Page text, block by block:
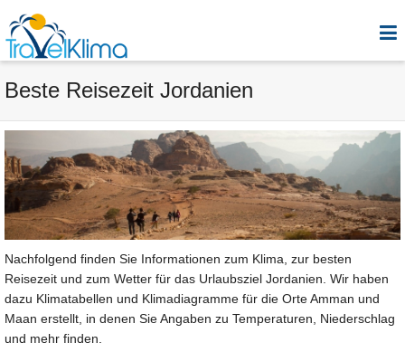
Beste Reisezeit Jordanien
Nachfolgend finden Sie Informationen zum Klima, zur besten
Reisezeit und zum Wetter für das Urlaubsziel Jordanien. Wir haben
dazu Klimatabellen und Klimadiagramme für die Orte Amman und
Maan erstellt, in denen Sie Angaben zu Temperaturen, Niederschlag
und mehr finden.